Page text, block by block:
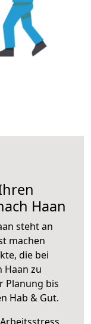
Haan
steht an
machen
die bei
Haan zu
Planung bis
Hab & Gut.